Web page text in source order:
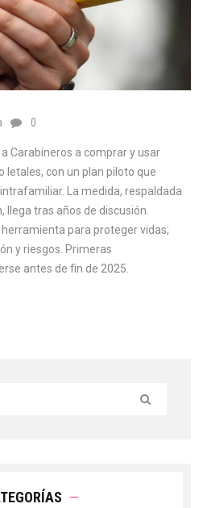
0
Carabineros a comprar y usar
con un plan piloto que
La medida, respaldada
tras años de discusión.
para proteger vidas;
y riesgos. Primeras
antes de fin de 2025.